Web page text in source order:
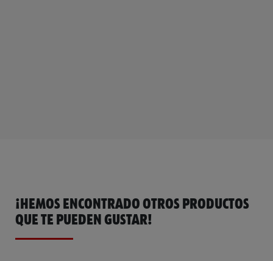
¡HEMOS ENCONTRADO OTROS PRODUCTOS
QUE TE PUEDEN GUSTAR!